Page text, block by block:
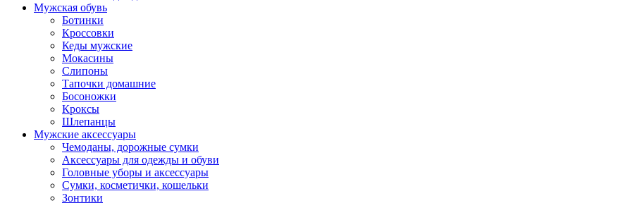
Мужская обувь
Ботинки
Кроссовки
Кеды мужские
Мокасины
Слипоны
Тапочки домашние
Босоножки
Кроксы
Шлепанцы
Мужские аксессуары
Чемоданы, дорожные сумки
Аксессуары для одежды и обуви
Головные уборы и аксессуары
Сумки, косметички, кошельки
Зонтики